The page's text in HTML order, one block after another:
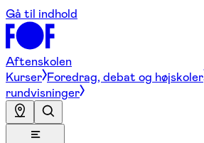
Gå til indhold
Aftenskolen
Kurser Foredrag, debat og højskoler
rundvisninger